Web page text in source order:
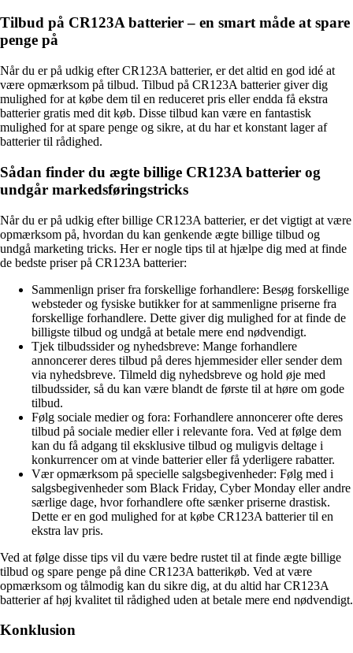
Tilbud på CR123A batterier – en smart måde at spare
penge på
Når du er på udkig efter CR123A batterier, er det altid en god idé at
være opmærksom på tilbud. Tilbud på CR123A batterier giver dig
mulighed for at købe dem til en reduceret pris eller endda få ekstra
batterier gratis med dit køb. Disse tilbud kan være en fantastisk
mulighed for at spare penge og sikre, at du har et konstant lager af
batterier til rådighed.
Sådan finder du ægte billige CR123A batterier og
undgår markedsføringstricks
Når du er på udkig efter billige CR123A batterier, er det vigtigt at være
opmærksom på, hvordan du kan genkende ægte billige tilbud og
undgå marketing tricks. Her er nogle tips til at hjælpe dig med at finde
de bedste priser på CR123A batterier:
Sammenlign priser fra forskellige forhandlere: Besøg forskellige
websteder og fysiske butikker for at sammenligne priserne fra
forskellige forhandlere. Dette giver dig mulighed for at finde de
billigste tilbud og undgå at betale mere end nødvendigt.
Tjek tilbudssider og nyhedsbreve: Mange forhandlere
annoncerer deres tilbud på deres hjemmesider eller sender dem
via nyhedsbreve. Tilmeld dig nyhedsbreve og hold øje med
tilbudssider, så du kan være blandt de første til at høre om gode
tilbud.
Følg sociale medier og fora: Forhandlere annoncerer ofte deres
tilbud på sociale medier eller i relevante fora. Ved at følge dem
kan du få adgang til eksklusive tilbud og muligvis deltage i
konkurrencer om at vinde batterier eller få yderligere rabatter.
Vær opmærksom på specielle salgsbegivenheder: Følg med i
salgsbegivenheder som Black Friday, Cyber Monday eller andre
særlige dage, hvor forhandlere ofte sænker priserne drastisk.
Dette er en god mulighed for at købe CR123A batterier til en
ekstra lav pris.
Ved at følge disse tips vil du være bedre rustet til at finde ægte billige
tilbud og spare penge på dine CR123A batterikøb. Ved at være
opmærksom og tålmodig kan du sikre dig, at du altid har CR123A
batterier af høj kvalitet til rådighed uden at betale mere end nødvendigt.
Konklusion